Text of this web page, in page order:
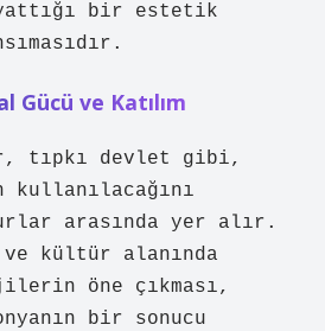
bir estetik
Gücü ve Katılım
tıpkı devlet gibi,
kullanılacağını
arasında yer alır.
kültür alanında
öne çıkması,
bir sonucu